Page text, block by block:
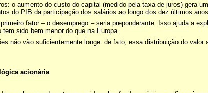
o aumento do custo do capital (medido pela taxa de juros) gera
do PIB da participação dos salários ao longo dos dez últimos
fator – o desemprego – seria preponderante. Isso ajuda a
sido bem menor do que na Europa.
não vão suficientemente longe: de fato, essa distribuição do
acionária